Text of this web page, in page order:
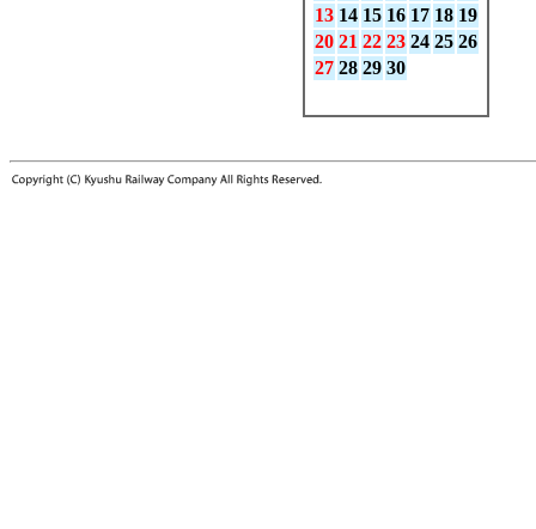
13 14 15 16 17 18 19
20 21 22 23 24 25 26
27 28 29 30